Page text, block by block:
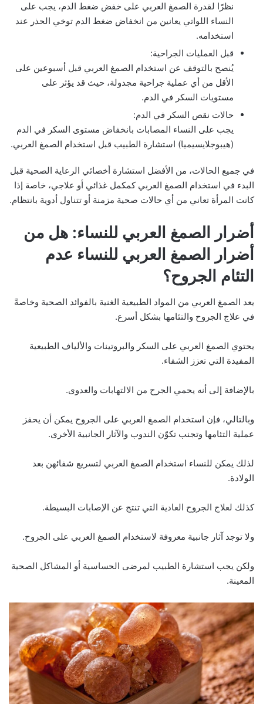
نظرًا لقدرة الصمغ العربي على خفض ضغط الدم، يجب على
النساء اللواتي يعانين من انخفاض ضغط الدم توخي الحذر عند
استخدامه.
قبل العمليات الجراحية:
يُنصح بالتوقف عن استخدام الصمغ العربي قبل أسبوعين على
الأقل من أي عملية جراحية مجدولة، حيث قد يؤثر على
مستويات السكر في الدم.
حالات نقص السكر في الدم:
يجب على النساء المصابات بانخفاض مستوى السكر في الدم
(هيبوجلايسيميا) استشارة الطبيب قبل استخدام الصمغ العربي.
في جميع الحالات، من الأفضل استشارة أخصائي الرعاية الصحية قبل
البدء في استخدام الصمغ العربي كمكمل غذائي أو علاجي، خاصة إذا
كانت المرأة تعاني من أي حالات صحية مزمنة أو تتناول أدوية بانتظام.
أضرار الصمغ العربي للنساء: هل من
أضرار الصمغ العربي للنساء عدم
التئام الجروح؟
يعد الصمغ العربي من المواد الطبيعية الغنية بالفوائد الصحية وخاصةً
في علاج الجروح والتئامها بشكل أسرع.
يحتوي الصمغ العربي على السكر والبروتينات والألياف الطبيعية
المفيدة التي تعزز الشفاء.
بالإضافة إلى أنه يحمي الجرح من الالتهابات والعدوى.
وبالتالي، فإن استخدام الصمغ العربي على الجروح يمكن أن يحفز
عملية التئامها وتجنب تكوّن الندوب والآثار الجانبية الأخرى.
لذلك يمكن للنساء استخدام الصمغ العربي لتسريع شفائهن بعد
الولادة.
كذلك لعلاج الجروح العادية التي تنتج عن الإصابات البسيطة.
ولا توجد آثار جانبية معروفة لاستخدام الصمغ العربي على الجروح.
ولكن يجب استشارة الطبيب لمرضى الحساسية أو المشاكل الصحية
المعينة.